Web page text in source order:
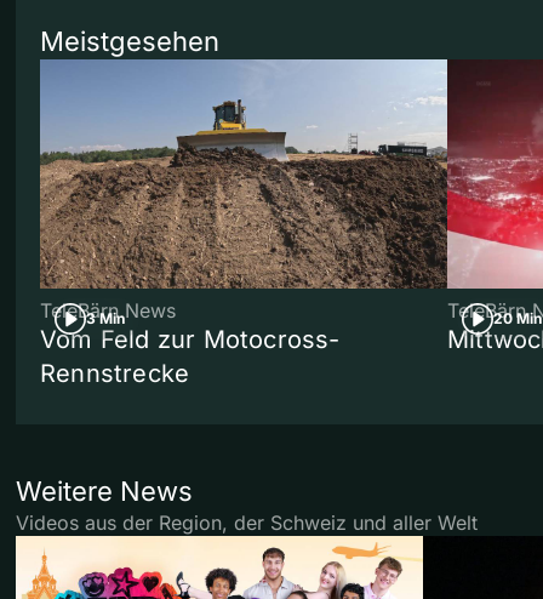
Meistgesehen
3 Min
TeleBärn News
Vom Feld zur Motocross-
Rennstrecke
20 Min
TeleBärn
Weitere News
Videos aus der Region, der Schweiz und aller Welt